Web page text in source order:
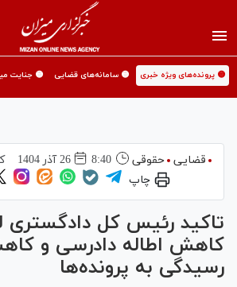
🟡 پرونده‌های ویژه خبری 🟡 سامانه‌های قضایی 🟡 جنایت
قضایی حقوقی 8:40 26 آذر 1404
چاپ
تاکید رئیس کل دادگستری
کاهش اطاله دادرسی و
رسیدگی به پرونده‌ها